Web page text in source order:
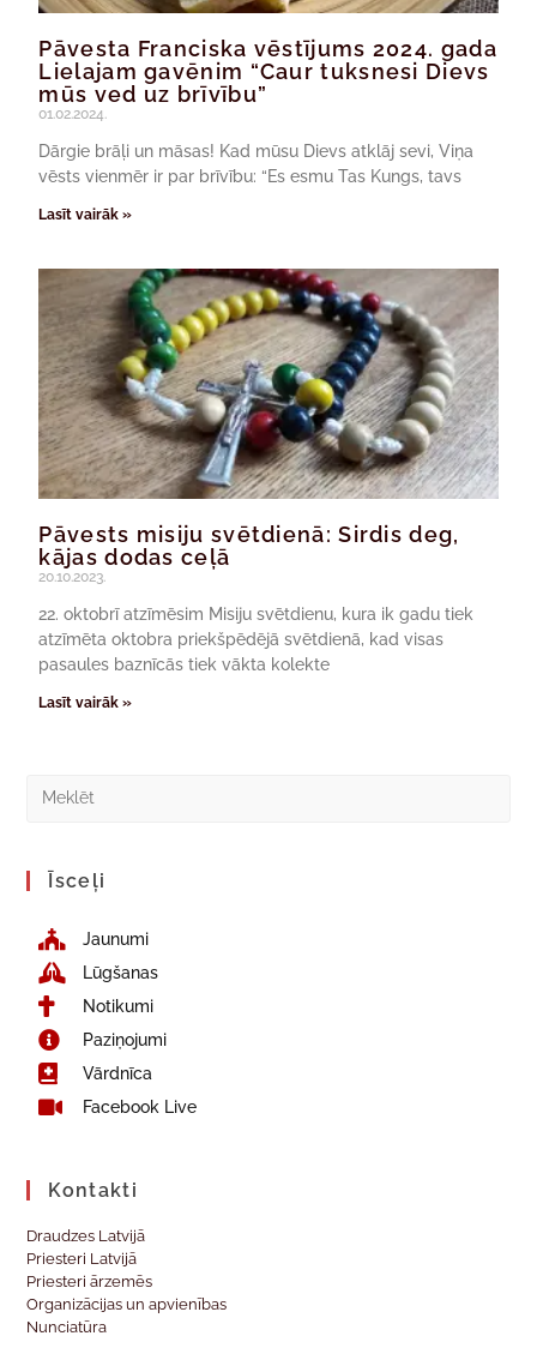
Pāvesta Franciska vēstījums 2024. gada
Lielajam gavēnim “Caur tuksnesi Dievs
mūs ved uz brīvību”
01.02.2024.
Dārgie brāļi un māsas! Kad mūsu Dievs atklāj sevi, Viņa
vēsts vienmēr ir par brīvību: “Es esmu Tas Kungs, tavs
Lasīt vairāk »
Pāvests misiju svētdienā: Sirdis deg,
kājas dodas ceļā
20.10.2023.
22. oktobrī atzīmēsim Misiju svētdienu, kura ik gadu tiek
atzīmēta oktobra priekšpēdējā svētdienā, kad visas
pasaules baznīcās tiek vākta kolekte
Lasīt vairāk »
Īsceļi
Jaunumi
Lūgšanas
Notikumi
Paziņojumi
Vārdnīca
Facebook Live
Kontakti
Draudzes Latvijā
Priesteri Latvijā
Priesteri ārzemēs
Organizācijas un apvienības
Nunciatūra